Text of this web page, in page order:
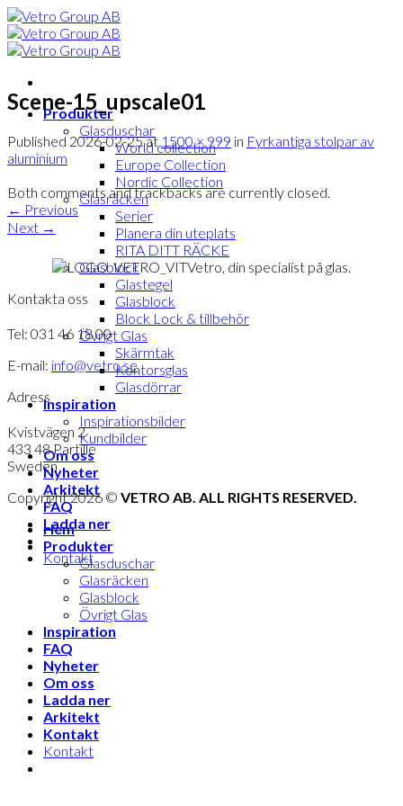
Skip
to
content
Produkter
Glasduschar
World collection
Europe Collection
Nordic Collection
Glasräcken
Serier
Planera din uteplats
RITA DITT RÄCKE
Glasblock
Glastegel
Glasblock
Block Lock & tillbehör
Övrigt Glas
Skärmtak
Kontorsglas
Glasdörrar
Inspiration
Inspirationsbilder
Kundbilder
Om oss
Nyheter
Arkitekt
FAQ
Ladda ner
Kontakt
Scene-15_upscale01
Published2026-02-25at 1500 × 999 in Fyrkantiga stolpar av
aluminium
Both comments and trackbacks are currently closed.
← Previous
Next →
Vetro, din specialist på glas.
Kontakta oss
Tel: 031 46 18 00
E-mail: info@vetro.se
Adress
Kvistvägen 2
433 48 Partille
Sweden
Copyright 2026 © VETRO AB. ALL RIGHTS RESERVED.
Hem
Produkter
Glasduschar
Glasräcken
Glasblock
Övrigt Glas
Inspiration
FAQ
Nyheter
Om oss
Ladda ner
Arkitekt
Kontakt
Kontakt